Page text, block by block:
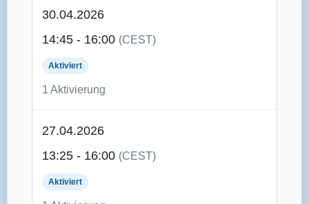
30.04.2026
14:45 - 16:00 (CEST)
Aktiviert
1 Aktivierung
27.04.2026
13:25 - 16:00 (CEST)
Aktiviert